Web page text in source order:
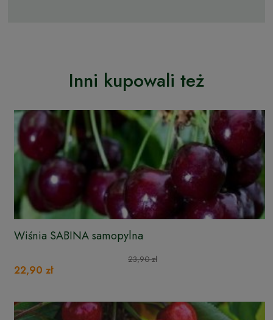
Inni kupowali też
Wiśnia SABINA samopylna
23,90 zł
22,90 zł